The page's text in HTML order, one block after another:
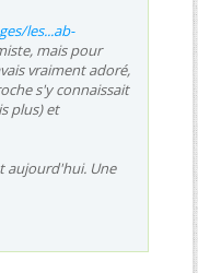
les...ab-
mais pour
vraiment adoré,
s'y connaissait
plus) et
aujourd'hui. Une